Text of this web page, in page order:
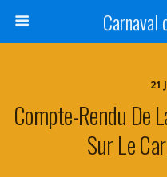
21
Compte-Rendu De
Sur Le